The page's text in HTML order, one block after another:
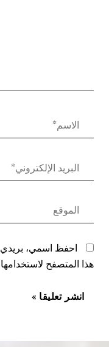
احفظ اسمي، بريدي
هذا المتصفح